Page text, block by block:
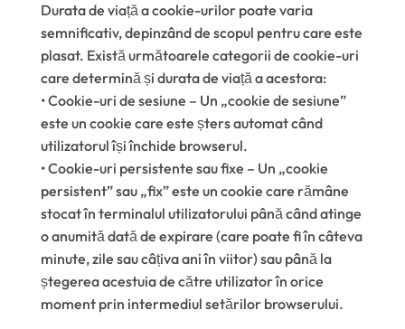
Durata de viață a cookie-urilor poate varia
semnificativ, depinzând de scopul pentru care este
plasat. Există următoarele categorii de cookie-uri
care determină și durata de viață a acestora:
• Cookie-uri de sesiune – Un „cookie de sesiune”
este un cookie care este șters automat când
utilizatorul își închide browserul.
• Cookie-uri persistente sau fixe – Un „cookie
persistent” sau „fix” este un cookie care rămâne
stocat în terminalul utilizatorului până când atinge
o anumită dată de expirare (care poate fi în câteva
minute, zile sau câțiva ani în viitor) sau până la
ștegerea acestuia de către utilizator în orice
moment prin intermediul setărilor browserului.